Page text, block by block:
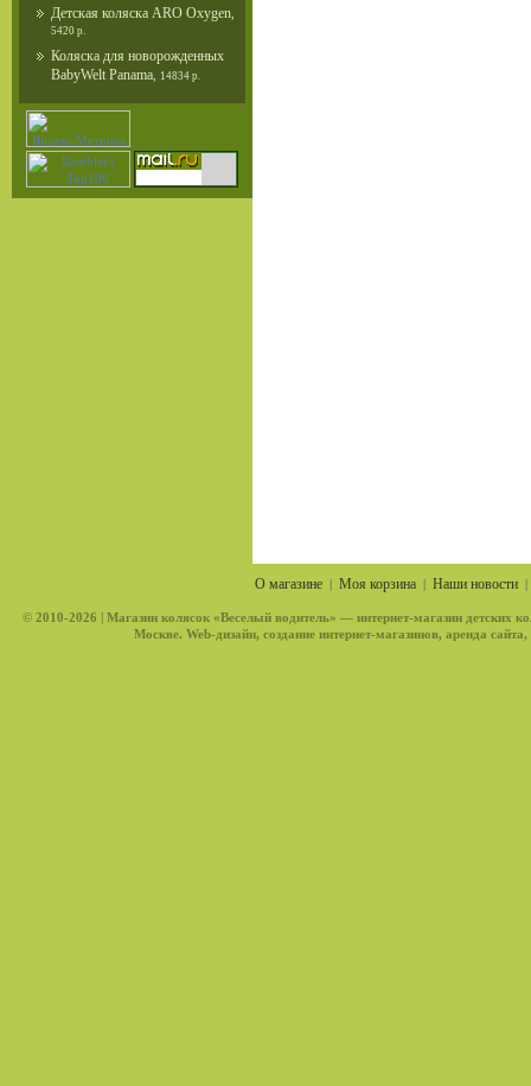
Детская коляска ARO Oxygen
5420 р.
Коляска для новорожденных
BabyWelt Panama
14834 р.
О магазине| Моя корзина| Наши новости
© 2010-2026 | Магазин колясок «Веселый водитель» — интернет-магазин детских
Москве. Web-дизайн, создание интернет-магазинов, аренда